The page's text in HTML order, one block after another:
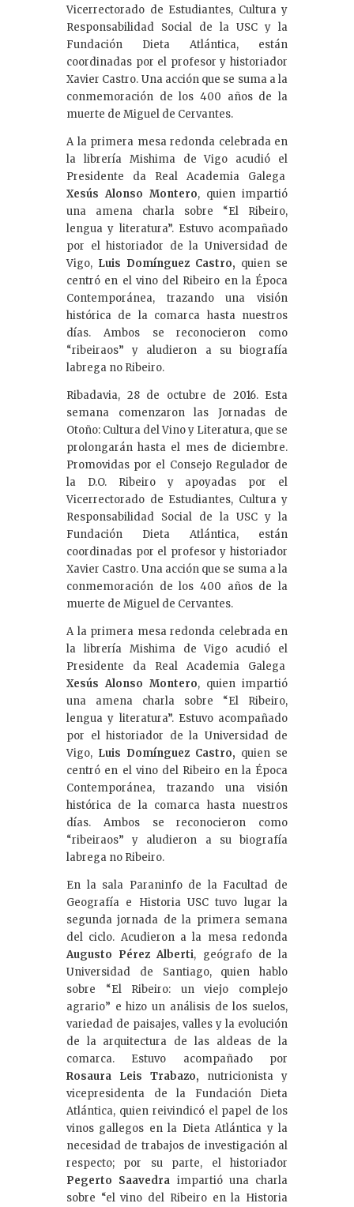
Vicerrectorado de Estudiantes, Cultura y
Responsabilidad Social de la USC y la
Fundación Dieta Atlántica, están
coordinadas por el profesor y historiador
Xavier Castro. Una acción que se suma a la
conmemoración de los 400 años de la
muerte de Miguel de Cervantes.
A la primera mesa redonda celebrada en
la librería Mishima de Vigo acudió el
Presidente da Real Academia Galega
Xesús Alonso Montero, quien impartió
una amena charla sobre “El Ribeiro,
lengua y literatura”. Estuvo acompañado
por el historiador de la Universidad de
Vigo, Luis Domínguez Castro, quien se
centró en el vino del Ribeiro en la Época
Contemporánea, trazando una visión
histórica de la comarca hasta nuestros
días. Ambos se reconocieron como
“ribeiraos” y aludieron a su biografía
labrega no Ribeiro.
Ribadavia, 28 de octubre de 2016. Esta
semana comenzaron las Jornadas de
Otoño: Cultura del Vino y Literatura, que se
prolongarán hasta el mes de diciembre.
Promovidas por el Consejo Regulador de
la D.O. Ribeiro y apoyadas por el
Vicerrectorado de Estudiantes, Cultura y
Responsabilidad Social de la USC y la
Fundación Dieta Atlántica, están
coordinadas por el profesor y historiador
Xavier Castro. Una acción que se suma a la
conmemoración de los 400 años de la
muerte de Miguel de Cervantes.
A la primera mesa redonda celebrada en
la librería Mishima de Vigo acudió el
Presidente da Real Academia Galega
Xesús Alonso Montero, quien impartió
una amena charla sobre “El Ribeiro,
lengua y literatura”. Estuvo acompañado
por el historiador de la Universidad de
Vigo, Luis Domínguez Castro, quien se
centró en el vino del Ribeiro en la Época
Contemporánea, trazando una visión
histórica de la comarca hasta nuestros
días. Ambos se reconocieron como
“ribeiraos” y aludieron a su biografía
labrega no Ribeiro.
En la sala Paraninfo de la Facultad de
Geografía e Historia USC tuvo lugar la
segunda jornada de la primera semana
del ciclo. Acudieron a la mesa redonda
Augusto Pérez Alberti, geógrafo de la
Universidad de Santiago, quien hablo
sobre “El Ribeiro: un viejo complejo
agrario” e hizo un análisis de los suelos,
variedad de paisajes, valles y la evolución
de la arquitectura de las aldeas de la
comarca. Estuvo acompañado por
Rosaura Leis Trabazo, nutricionista y
vicepresidenta de la Fundación Dieta
Atlántica, quien reivindicó el papel de los
vinos gallegos en la Dieta Atlántica y la
necesidad de trabajos de investigación al
respecto; por su parte, el historiador
Pegerto Saavedra impartió una charla
sobre “el vino del Ribeiro en la Historia